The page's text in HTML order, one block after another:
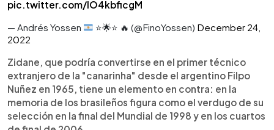
pic.twitter.com/IO4kbficgM
— Andrés Yossen
⭐🌟⭐ 🔥 (@FinoYossen) December 24,
2022
Zidane, que podría convertirse en el primer técnico
extranjero de la "canarinha" desde el argentino Filpo
Nuñez en 1965, tiene un elemento en contra: en la
memoria de los brasileños figura como el verdugo de su
selección en la final del Mundial de 1998 y en los cuartos